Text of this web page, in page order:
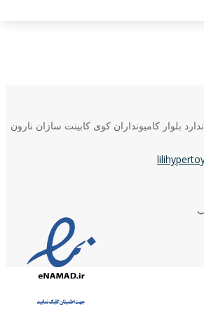
بلوار کامیونداران کوی کابینت سازان نارون